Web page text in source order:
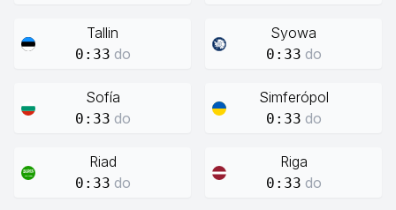
Tallin
0:33 do
Syowa
0:33 do
Sofía
0:33 do
Simferópol
0:33 do
Riad
0:33 do
Riga
0:33 do